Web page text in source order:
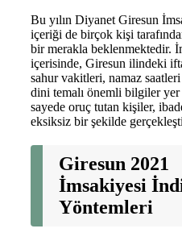
Bu yılın Diyanet Giresun
içeriği de birçok kişi
bir merakla beklenmektedir.
içerisinde, Giresun ilindeki
sahur vakitleri, namaz
dini temalı önemli bilgiler yer
sayede oruç tutan kişiler,
eksiksiz bir şekilde
Giresun 2021
İmsakiyesi
Yöntemleri